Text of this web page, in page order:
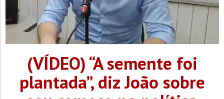
(VÍDEO) “A semente foi
plantada”, diz João sobre